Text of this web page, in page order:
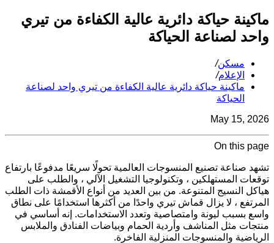
ماكينة حياكة دائرية عالية الكفاءة من تيري
واحد لصناعة الحياكة
مسكن/
الإعلام/
ماكينة حياكة دائرية عالية الكفاءة من تيري واحد لصناعة
الحياكة
May 15, 2026
On this page
تشهد صناعة تصنيع المنسوجات العالمية تحولًا سريعًا مدفوعًا بارتفاع
توقعات المستهلكين ، وتكنولوجيا التشغيل الآلي ، والطلب على
هياكل النسيج المتنوعة. من بين العديد من أنواع الأقمشة ذات الطلب
المرتفع ، لا يزال قماش تيري واحدًا من أكثرها استخدامًا على نطاق
واسع بسبب ليونة وامتصاصية وتعدد الاستخدامات. إنه أساسي في
منتجات مثل المناشف وأردية الحمام وبياضات الفنادق والملابس
الرياضية والمنسوجات المنزلية الفاخرة.